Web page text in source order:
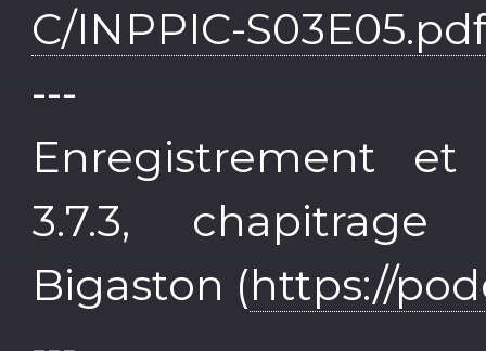
C/INPPIC-
---
Enregistrement
3.7.3,
Bigaston (https://